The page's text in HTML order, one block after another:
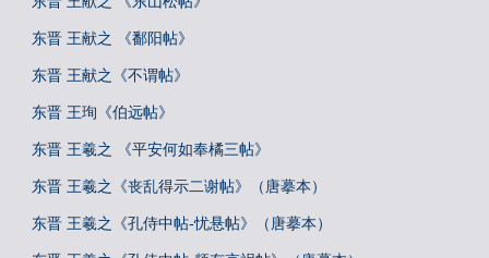
东晋 王献之 《鄱阳帖》
东晋 王献之《不谓帖》
东晋 王珣《伯远帖》
东晋 王羲之 《平安何如奉橘三帖》
东晋 王羲之《丧乱得示二谢帖》（唐摹本）
东晋 王羲之《孔侍中帖-忧悬帖》（唐摹本）